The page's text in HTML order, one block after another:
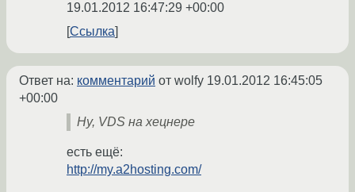
19.01.2012 16:47:29 +00:00
Ссылка
Ответ на: комментарий от wolfy 19.01.2012 16:45:05
+00:00
Ну, VDS на хецнере
есть ещё:
http://my.a2hosting.com/